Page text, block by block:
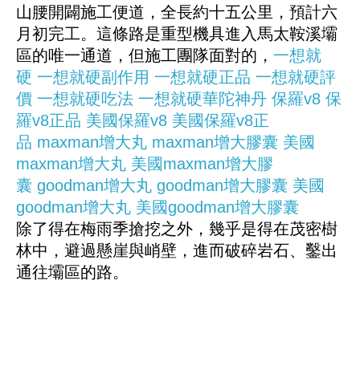
山腰開闢施工便道，全長約十五公里，預計六
月初完工。這條路是重型機具進入馬太鞍溪壩
區的唯一通道，但施工團隊面對的， 一想就
硬 一想就硬副作用 一想就硬正品 一想就硬評
價 一想就硬吃法 一想就硬華陀神丹 保羅v8 保
羅v8正品 美國保羅v8 美國保羅v8正
品 maxman增大丸 maxman增大膠囊 美國
maxman增大丸 美國maxman增大膠
囊 goodman增大丸 goodman增大膠囊 美國
goodman增大丸 美國goodman增大膠囊
除了得在梅雨季搶挖之外，幾乎是得在茂密樹
林中，避過懸崖與峭壁，進而破碎岩石、鑿出
通往壩區的路。